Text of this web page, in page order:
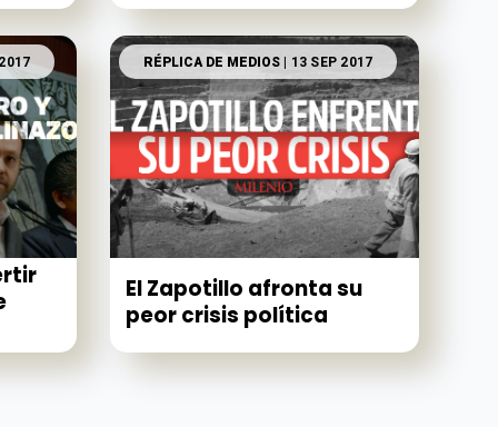
RÉPLICA DE MEDIOS | 13 SEP 2017
El Zapotillo afronta su
peor crisis política